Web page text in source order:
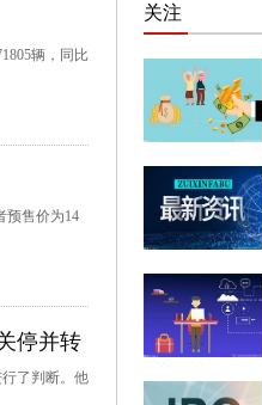
辆，同比
预售价为14
停并转
了判断。他
关注